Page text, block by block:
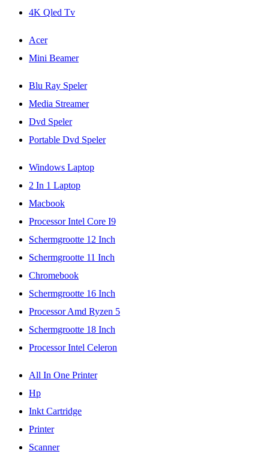
4K Qled Tv
Acer
Mini Beamer
Blu Ray Speler
Media Streamer
Dvd Speler
Portable Dvd Speler
Windows Laptop
2 In 1 Laptop
Macbook
Processor Intel Core I9
Schermgrootte 12 Inch
Schermgrootte 11 Inch
Chromebook
Schermgrootte 16 Inch
Processor Amd Ryzen 5
Schermgrootte 18 Inch
Processor Intel Celeron
All In One Printer
Hp
Inkt Cartridge
Printer
Scanner